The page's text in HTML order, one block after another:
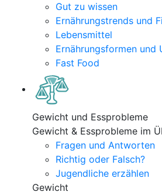
Gut zu wissen
Ernährungstrends und
Lebensmittel
Ernährungsformen
Fast Food
Gewicht und Essprobleme
Gewicht & Essprobleme im
Fragen und Antworten
Richtig oder Falsch?
Jugendliche erzählen
Gewicht